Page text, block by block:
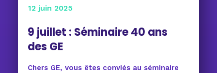
12 juin 2025
9 juillet : Séminaire 40 ans
des GE
Chers GE, vous êtes conviés au séminaire